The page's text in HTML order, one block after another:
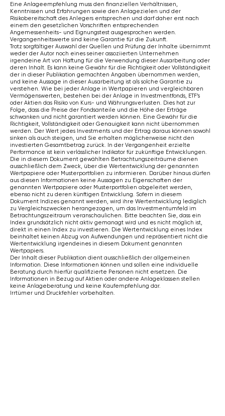
Eine Anlageempfehlung muss den finanziellen Verhältnissen,
Kenntnissen und Erfahrungen sowie den Anlagezielen und der
Risikobereitschaft des Anlegers entsprechen und darf daher erst nach
einem den gesetzlichen Vorschriften entsprechenden
Angemessenheits- und Eignungstest ausgesprochen werden.
Vergangenheitswerte sind keine Garantie für die Zukunft.
Trotz sorgfältiger Auswahl der Quellen und Prüfung der Inhalte übernimmt
weder der Autor noch eines seiner assoziierten Unternehmen
irgendeine Art von Haftung für die Verwendung dieser Ausarbeitung oder
deren Inhalt. Es kann keine Gewähr für die Richtigkeit oder Vollständigkeit
der in dieser Publikation gemachten Angaben übernommen werden,
und keine Aussage in dieser Ausarbeitung ist als solche Garantie zu
verstehen. Wie bei jeder Anlage in Wertpapieren und vergleichbaren
Vermögenswerten, bestehen bei der Anlage in Investmentfonds, ETF’s
oder Aktien das Risiko von Kurs- und Währungsverlusten. Dies hat zur
Folge, dass die Preise der Fondsanteile und die Höhe der Erträge
schwanken und nicht garantiert werden können. Eine Gewähr für die
Richtigkeit, Vollständigkeit oder Genauigkeit kann nicht übernommen
werden. Der Wert jedes Investments und der Ertrag daraus können sowohl
sinken als auch steigen, und Sie erhalten möglicherweise nicht den
investierten Gesamtbetrag zurück. In der Vergangenheit erzielte
Performance ist kein verlässlicher Indikator für zukünftige Entwicklungen.
Die in diesem Dokument gewählten Betrachtungszeiträume dienen
ausschließlich dem Zweck, über die Wertentwicklung der genannten
Wertpapiere oder Musterportfolien zu informieren. Darüber hinaus dürfen
aus diesen Informationen keine Aussagen zu Eigenschaften der
genannten Wertpapiere oder Musterportfolien abgeleitet werden,
ebenso nicht zu deren künftigen Entwicklung. Sofern in diesem
Dokument Indizes genannt werden, wird ihre Wertentwicklung lediglich
zu Vergleichszwecken herangezogen, um das Investmentumfeld im
Betrachtungszeitraum veranschaulichen. Bitte beachten Sie, dass ein
Index grundsätzlich nicht aktiv gemanagt wird und es nicht möglich ist,
direkt in einen Index zu investieren. Die Wertentwicklung eines Index
beinhaltet keinen Abzug von Aufwendungen und repräsentiert nicht die
Wertentwicklung irgendeines in diesem Dokument genannten
Wertpapiers.
Der Inhalt dieser Publikation dient ausschließlich der allgemeinen
Information. Diese Informationen können und sollen eine individuelle
Beratung durch hierfür qualifizierte Personen nicht ersetzen. Die
Informationen in Bezug auf Aktien oder andere Anlageklassen stellen
keine Anlageberatung und keine Kaufempfehlung dar.
Irrtümer und Druckfehler vorbehalten.